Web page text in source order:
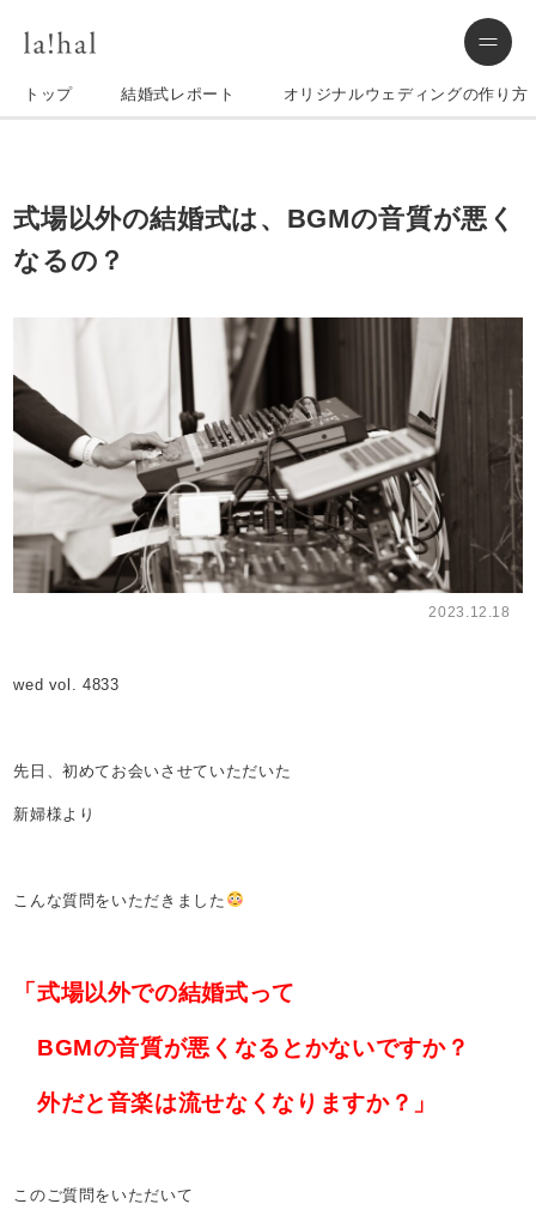
トップ 結婚式レポート オリジナルウェディングの作り方
式場以外の結婚式は、BGMの音質が悪く
なるの？
2023.12.18
wed vol. 4833
先日、初めてお会いさせていただいた
新婦様より
こんな質問をいただきました
「式場以外での結婚式って
BGMの音質が悪くなるとかないですか？
外だと音楽は流せなくなりますか？」
このご質問をいただいて